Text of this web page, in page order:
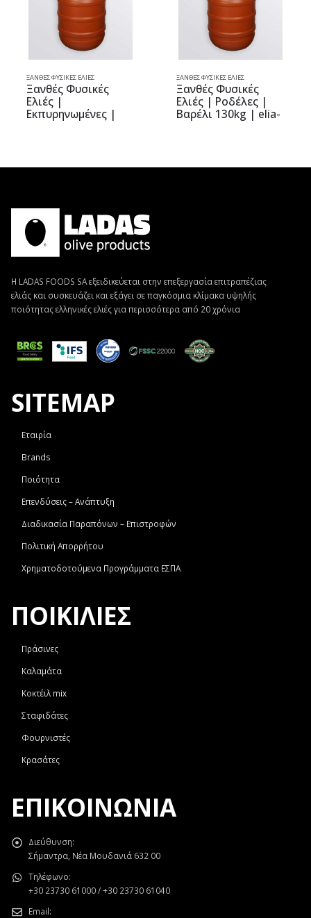
ΞΑΝΘΈΣ ΦΥΣΙΚΈΣ ΕΛΙΈΣ
Ξανθές Φυσικές
Ελιές |
Εκπυρηνωμένες |
ΞΑΝΘΈΣ ΦΥΣΙΚΈΣ ΕΛΙΈΣ
Ξανθές Φυσικές
Ελιές | Ροδέλες |
Βαρέλι 130kg | elia-
Η LADAS FOODS SA εξειδικεύεται στην επεξεργασία επιτραπέζιας
ελιάς και συσκευάζει και εξάγει σε παγκόσμια κλίμακα υψηλής
ποιότητας ελληνικές ελιές για περισσότερα από 20 χρόνια
SITEMAP
Εταιρία
Brands
Ποιότητα
Επενδύσεις – Ανάπτυξη
Διαδικασία Παραπόνων – Επιστροφών
Πολιτική Απορρήτου
Χρηματοδοτούμενα Προγράμματα ΕΣΠΑ
ΠΟΙΚΙΛΙΕΣ
Πράσινες
Καλαμάτα
Κοκτέιλ mix
Σταφιδάτες
Φουρνιστές
Κρασάτες
ΕΠΙΚΟΙΝΩΝΊΑ
Διεύθυνση:
Σήμαντρα, Νέα Μουδανιά 632 00
Τηλέφωνο:
+30 23730 61000 / +30 23730 61040
Email: